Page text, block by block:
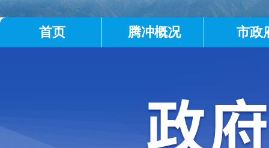
首页 腾冲概况 市政